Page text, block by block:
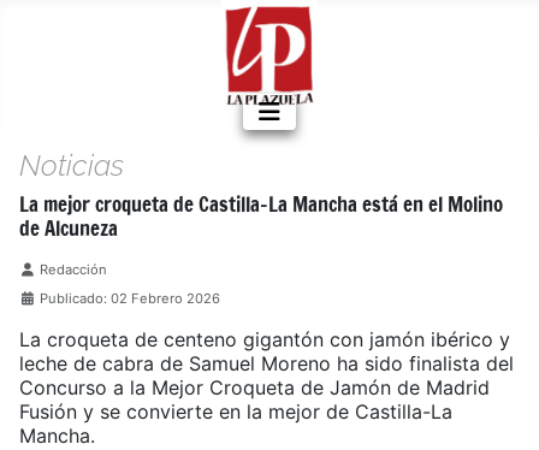
Noticias
La mejor croqueta de Castilla-La Mancha está en el Molino
de Alcuneza
Detalles
Redacción
Publicado: 02 Febrero 2026
La croqueta de centeno gigantón con jamón ibérico y
leche de cabra de Samuel Moreno ha sido finalista del
Concurso a la Mejor Croqueta de Jamón de Madrid
Fusión y se convierte en la mejor de Castilla-La
Mancha.